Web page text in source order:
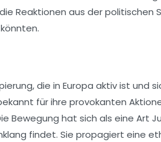
Reaktionen aus der politischen
die in Europa aktiv ist und
für ihre provokanten
Bewegung hat sich als eine Art
findet. Sie propagiert eine